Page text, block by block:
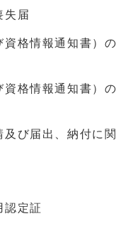
失届
格情報通知書）の
格情報通知書）の
び届出、納付に関
定証